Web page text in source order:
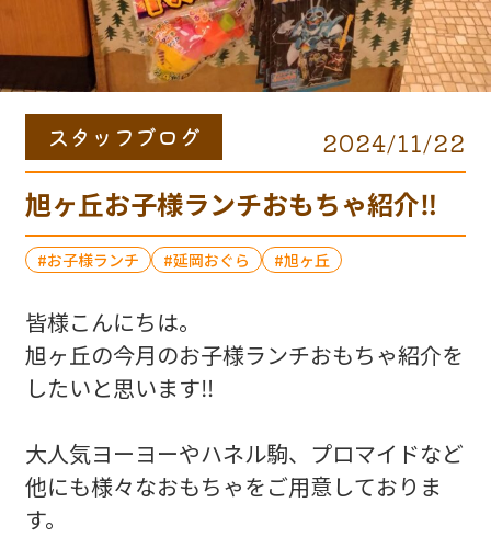
スタッフブログ 2024/11/22
旭ヶ丘お子様ランチおもちゃ紹介‼️
お子様ランチ 延岡おぐら 旭ヶ丘
皆様こんにちは。
旭ヶ丘の今月のお子様ランチおもちゃ紹介を
したいと思います‼️
大人気ヨーヨーやハネル駒、プロマイドなど
他にも様々なおもちゃをご用意しておりま
す。